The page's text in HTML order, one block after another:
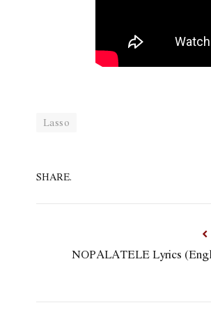
Lasso
SHARE.
NOPALATELE Lyrics